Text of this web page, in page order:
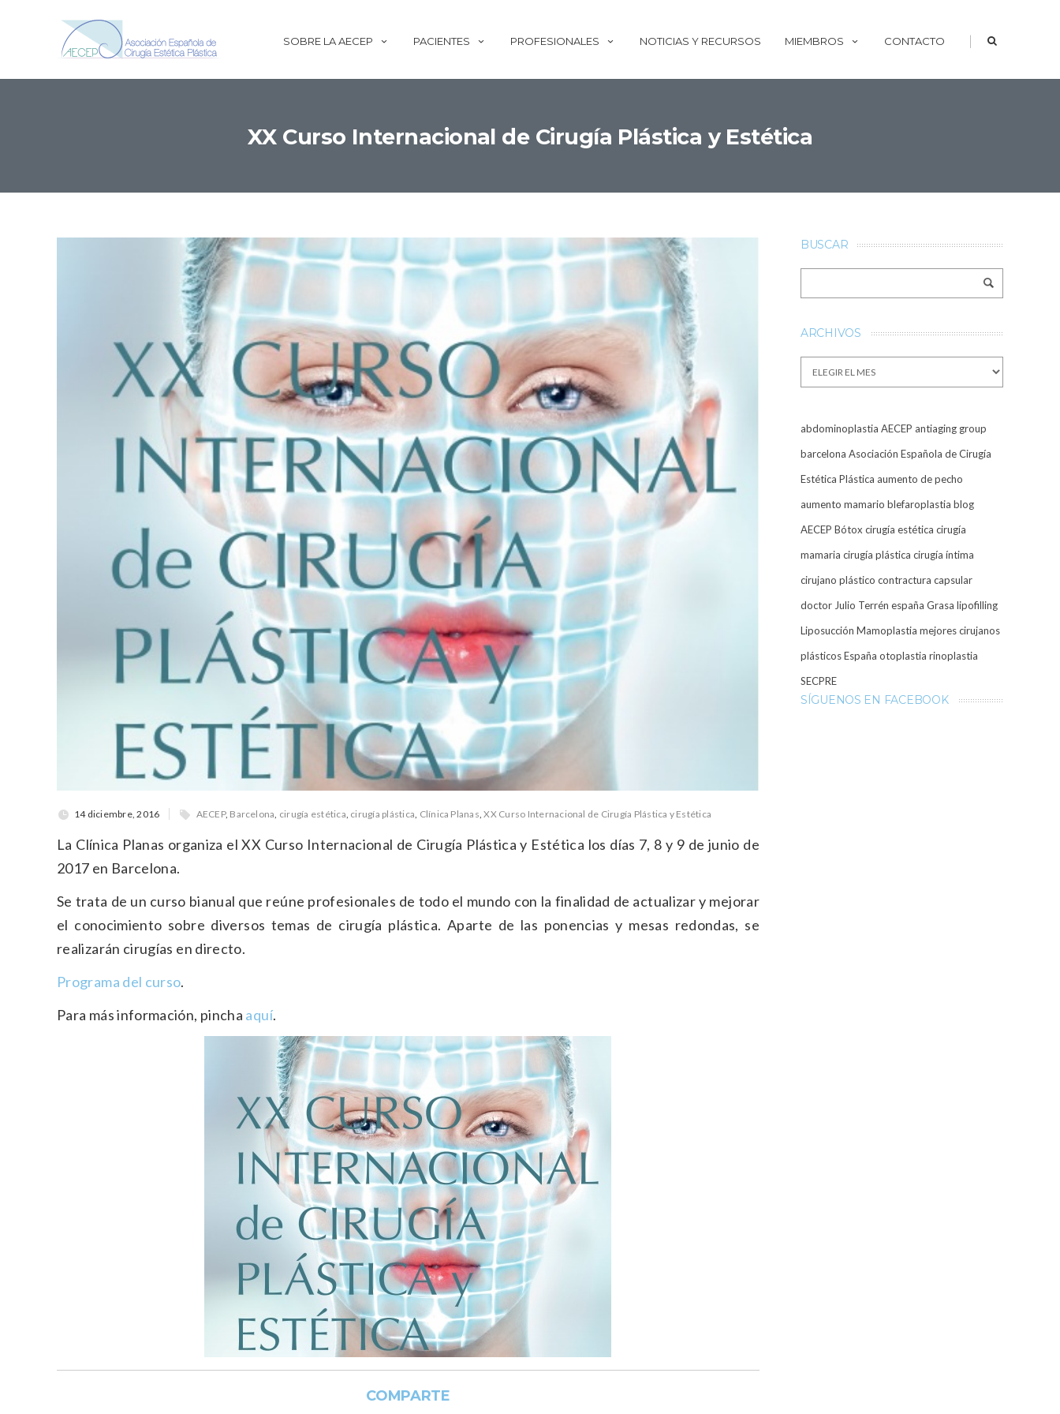
SOBRE LA AECEP PACIENTES PROFESIONALES NOTICIAS Y RECURSOS MIEMBROS CONTACTO |
XX Curso Internacional de Cirugía Plástica y Estética
14 diciembre, 2016 AECEP, Barcelona, cirugía estética, cirugía plástica, Clínica Planas,XX Curso Internacional de Cirugía Plástica y Estética
La Clínica Planas organiza el XX Curso Internacional de Cirugía Plástica y Estética los días 7, 8 y 9 de junio de
2017 en Barcelona.
Se trata de un curso bianual que reúne profesionales de todo el mundo con la finalidad de actualizar y mejorar
el conocimiento sobre diversos temas de cirugía plástica. Aparte de las ponencias y mesas redondas, se
realizarán cirugías en directo.
Programa del curso.
Para más información, pincha aquí.
COMPARTE
BUSCAR
ARCHIVOS
Archivos
abdominoplastia AECEP antiaging group
barcelona Asociación Española de Cirugía
Estética Plástica aumento de pecho
aumento mamario blefaroplastia blog
AECEP Bótox cirugía estética cirugía
mamaria cirugía plástica cirugía íntima
cirujano plástico contractura capsular
doctor Julio Terrén españa Grasa lipofilling
Liposucción Mamoplastia mejores cirujanos
plásticos España otoplastia rinoplastia
SECPRE
SÍGUENOS EN FACEBOOK